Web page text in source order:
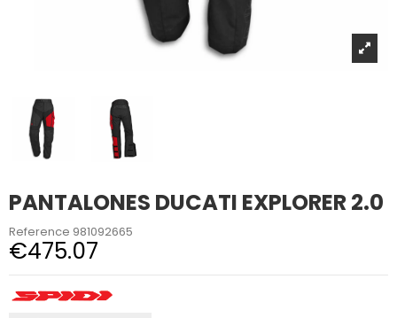
PANTALONES DUCATI EXPLORER 2.0
Reference 981092665
€475.07